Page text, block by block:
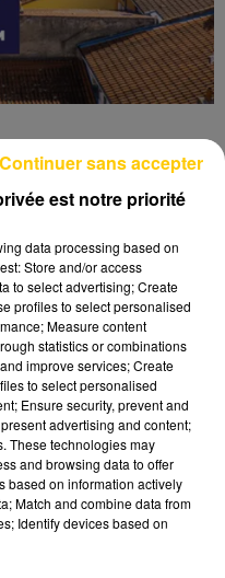
DU 08/07/26
dans le Cantal,
avec les reportages
est notre priorité
data processing based on
Store and/or access
to select advertising; Create
profiles to select personalised
Measure content
statistics or combinations
improve services; Create
to select personalised
Ensure security, prevent and
advertising and content;
These technologies may
and browsing data to offer
based on information actively
Match and combine data from
Identify devices based on
Continuer sans accepter